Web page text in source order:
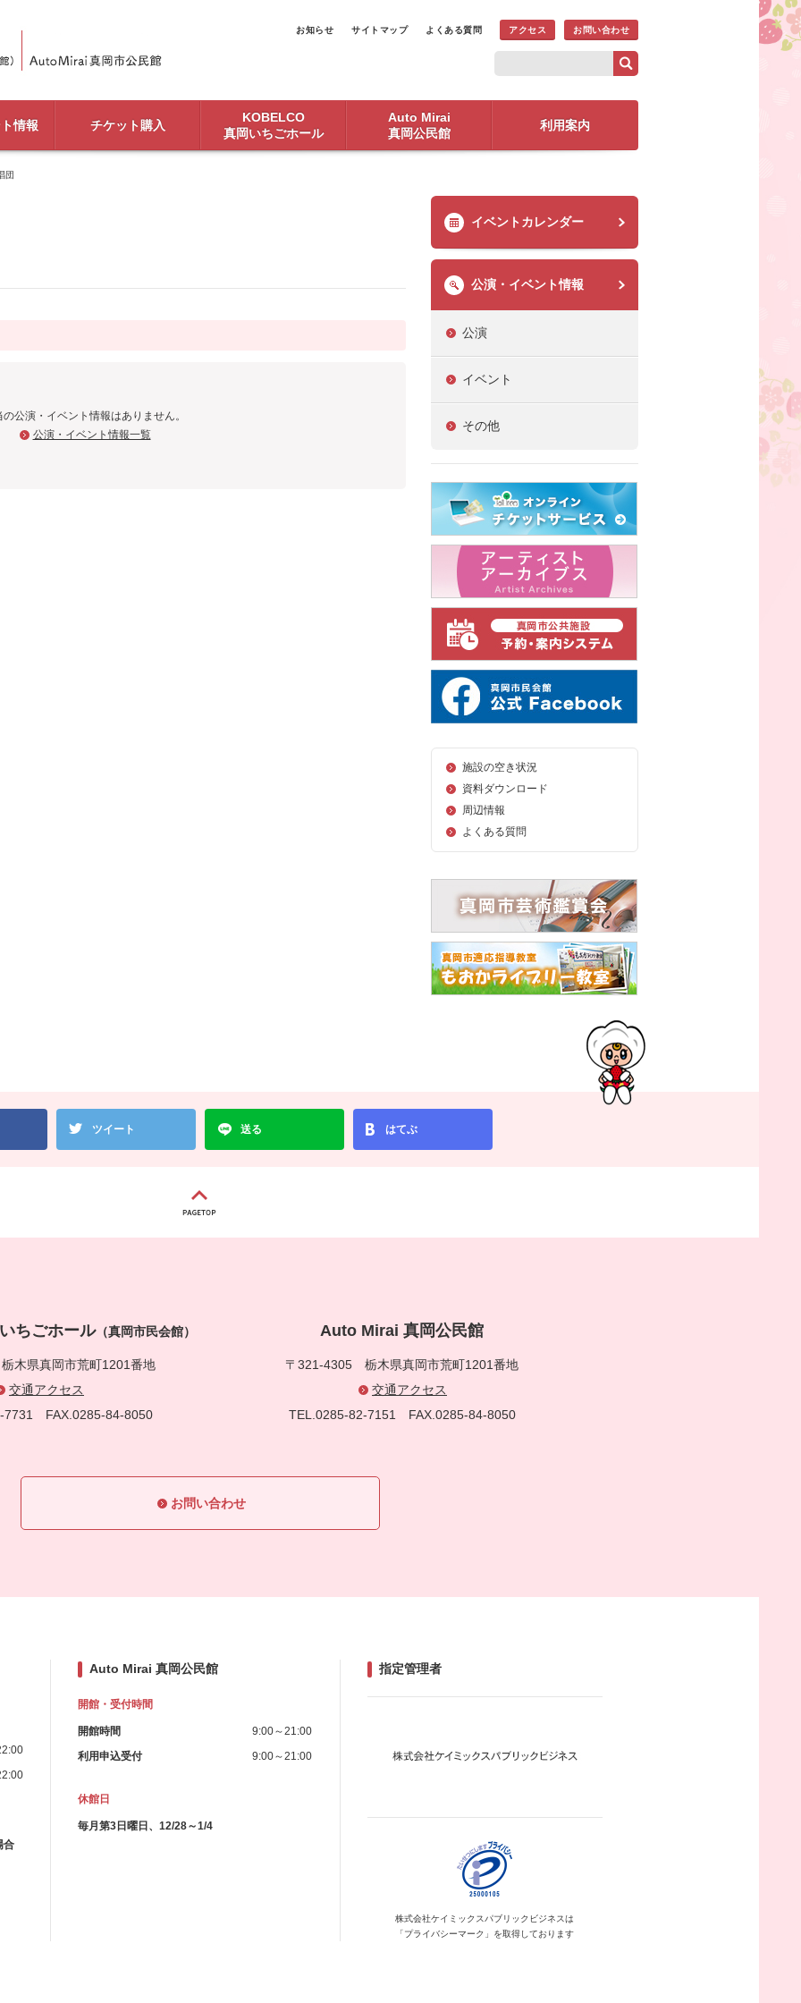
お知らせ サイトマップ よくある質問 アクセス お問い合わせ
情報 チケット購入
KOBELCO
真岡いちごホール
Auto Mirai
真岡公民館
利用案内
団
の公演・イベント情報はありません。
公演・イベント情報一覧
イベントカレンダー
公演・イベント情報
公演
イベント
その他
施設の空き状況
資料ダウンロード
周辺情報
よくある質問
ツイート 送る はてぶ
ちごホール（真岡市民会館）
栃木県真岡市荒町1201番地
交通アクセス
7731 FAX.0285-84-8050
Auto Mirai 真岡公民館
〒321-4305 栃木県真岡市荒町1201番地
交通アクセス
TEL.0285-82-7151 FAX.0285-84-8050
お問い合わせ
合
Auto Mirai 真岡公民館
開館・受付時間
開館時間
9:00～21:00
利用申込受付
9:00～21:00
休館日
毎月第3日曜日、12/28～1/4
指定管理者
株式会社ケイミックス パブリックビジネスは
「プライバシーマーク」を取得しております